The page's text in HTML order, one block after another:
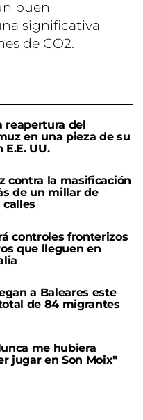
buen
significativa
de CO2.
reapertura del
en una pieza de su
UU.
contra la masificación
de un millar de
calles
controles fronterizos
que lleguen en
a Baleares este
de 84 migrantes
me hubiera
jugar en Son Moix"